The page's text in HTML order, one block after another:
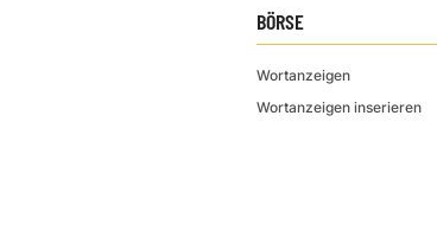
BÖRSE
Wortanzeigen
Wortanzeigen inserieren